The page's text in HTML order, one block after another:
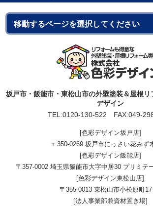
坂戸市・飯能市・東松山市の外壁塗装＆屋根
デザイン
TEL:0120-130-522 FAX:049-
[色彩デザイン坂戸店]
〒350-0269 坂戸市にっさい花みず
[色彩デザイン飯能店]
〒357-0002 埼玉県飯能市大字中居30 プリミテ
[色彩デザイン東松山店]
〒355-0013 東松山市小松原町
[法人事業部兼資材置き場]